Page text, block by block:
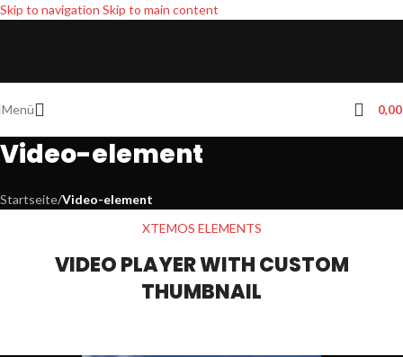
Skip to navigation Skip to main content
Menü
Video-element
Startseite/Video-element
XTEMOS ELEMENTS
VIDEO PLAYER WITH CUSTOM
THUMBNAIL